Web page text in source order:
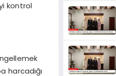
kontrol
harcadığı